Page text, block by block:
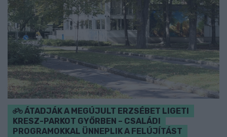
ÁTADJÁK A MEGÚJULT ERZSÉBET LIGETI
KRESZ-PARKOT GYŐRBEN – CSALÁDI
PROGRAMOKKAL ÜNNEPLIK A FELÚJÍTÁST